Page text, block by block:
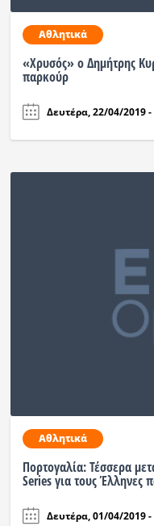
Αθλητικά
«Χρυσός» ο Δημήτρης
παρκούρ
Δευτέρα, 22/04/2019 -
Αθλητικά
Πορτογαλία: Τέσσερα
Series για τους Έλληνες
Δευτέρα, 01/04/2019 -